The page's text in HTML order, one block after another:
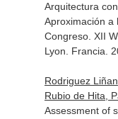
Arquitectura
Aproximación a
Congreso. XII
Lyon. Francia.
Rodriguez
Rubio de Hita,
Assessment of